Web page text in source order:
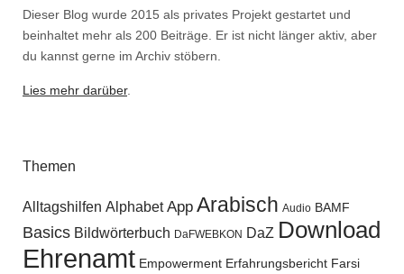
Dieser Blog wurde 2015 als privates Projekt gestartet und
beinhaltet mehr als 200 Beiträge. Er ist nicht länger aktiv, aber
du kannst gerne im Archiv stöbern.
Lies mehr darüber.
Themen
Alltagshilfen Alphabet App Arabisch Audio BAMF
Basics Bildwörterbuch DaFWEBKON DaZ Download
Ehrenamt Empowerment Erfahrungsbericht Farsi